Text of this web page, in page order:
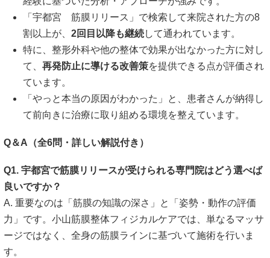
「宇都宮 筋膜リリース」で検索して来院された方の8
割以上が、 2回目以降も継続して通われています。
特に、整形外科や他の整体で効果が出なかった方に対し
て、 再発防止に導ける改善策を提供できる点が評価され
ています。
「やっと本当の原因がわかった」と、患者さんが納得し
て前向きに治療に取り組める環境を整えています。
Q＆A（全6問・詳しい解説付き）
Q1. 宇都宮で筋膜リリースが受けられる専門院はどう選べば
良いですか？
A. 重要なのは「筋膜の知識の深さ」と「姿勢・動作の評価
力」です。小山筋膜整体フィジカルケアでは、単なるマッサ
ージではなく、全身の筋膜ラインに基づいて施術を行いま
す。